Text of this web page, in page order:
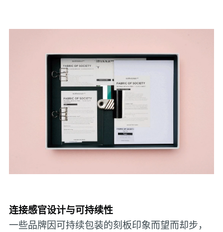
连接感官设计与可持续性
一些品牌因可持续包装的刻板印象而望而却步，